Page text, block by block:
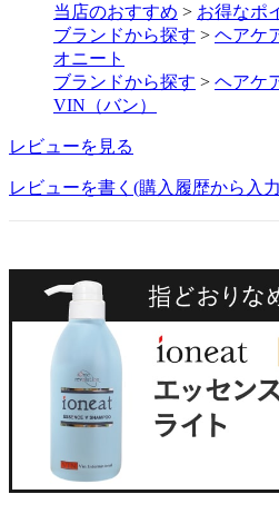
当店のおすすめ > お得なポ
ブランドから探す > ヘアケ
オニート
ブランドから探す > ヘアケ
VIN（バン）
レビューを見る
レビューを書く(購入履歴から入